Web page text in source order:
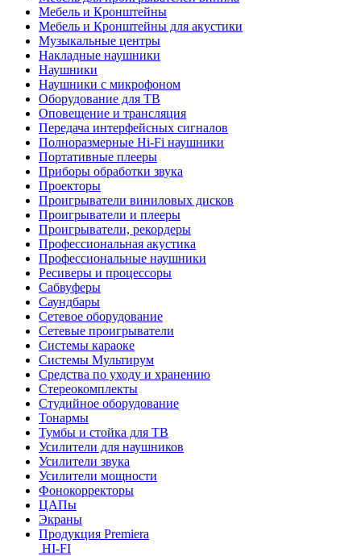
Мебель и Кронштейны
Мебель и Кронштейны для акустики
Музыкальные центры
Накладные наушники
Наушники
Наушники с микрофоном
Оборудование для ТВ
Оповещение и трансляция
Передача интерфейсных сигналов
Полноразмерные Hi-Fi наушники
Портативные плееры
Приборы обработки звука
Проекторы
Проигрыватели виниловых дисков
Проигрыватели и плееры
Проигрыватели, рекордеры
Профессиональная акустика
Профессиональные наушники
Ресиверы и процессоры
Сабвуферы
Саундбары
Сетевое оборудование
Сетевые проигрыватели
Системы караоке
Системы Мультирум
Средства по уходу и хранению
Стереокомплекты
Студийное оборудование
Тонармы
Тумбы и стойка для ТВ
Усилители для наушников
Усилители звука
Усилители мощности
Фонокорректоры
ЦАПы
Экраны
Продукция Premiera
HI-FI